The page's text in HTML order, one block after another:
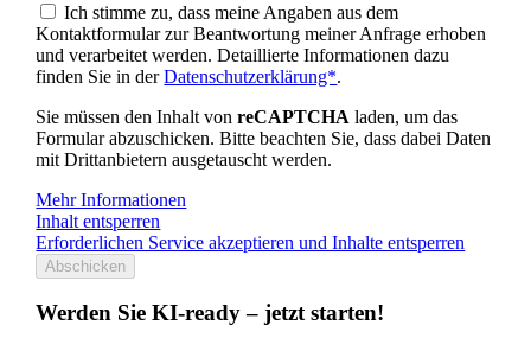
Ich stimme zu, dass meine Angaben aus dem
Kontaktformular zur Beantwortung meiner Anfrage erhoben
und verarbeitet werden. Detaillierte Informationen dazu
finden Sie in derDatenschutzerklärung*.
Sie müssen den Inhalt vonreCAPTCHA laden, um das
Formular abzuschicken. Bitte beachten Sie, dass dabei Daten
mit Drittanbietern ausgetauscht werden.
Mehr Informationen
Inhalt entsperren
Erforderlichen Service akzeptieren und Inhalte entsperren
Abschicken
Werden Sie KI-ready – jetzt starten!